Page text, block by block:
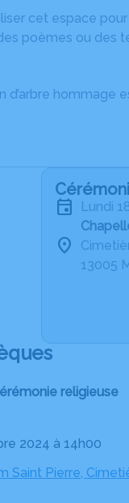
cet espace
poèmes ou des
d’arbre hommage
lundi
13005
religieuse
2024 à 14h00
Saint Pierre,